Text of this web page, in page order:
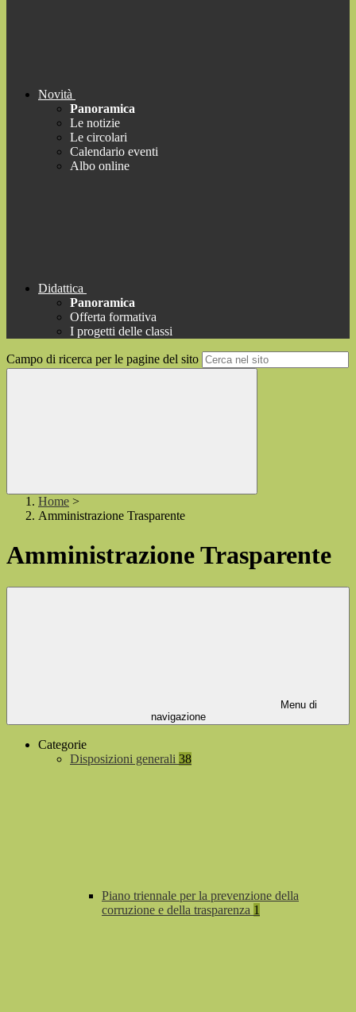
Novità
Panoramica
Le notizie
Le circolari
Calendario eventi
Albo online
Didattica
Panoramica
Offerta formativa
I progetti delle classi
Campo di ricerca per le pagine del sito
Home >
Amministrazione Trasparente
Amministrazione Trasparente
Menu di
navigazione
Categorie
Disposizioni generali 38
Piano triennale per la prevenzione della
corruzione e della trasparenza 1